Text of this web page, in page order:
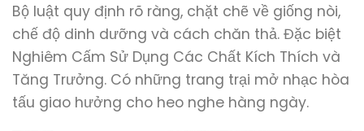
Bộ luật quy định rõ ràng, chặt chẽ về giống nòi,
chế độ dinh dưỡng và cách chăn thả. Đặc biệt
Nghiêm Cấm Sử Dụng Các Chất Kích Thích và
Tăng Trưởng. Có những trang trại mở nhạc hòa
tấu giao hưởng cho heo nghe hàng ngày.